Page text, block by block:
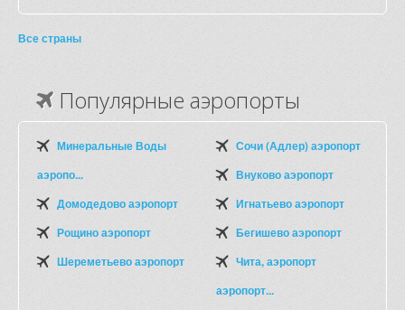
Все страны
Популярные аэропорты
Минеральные Воды
аэропо...
Сочи (Адлер) аэропорт
Внуково аэропорт
Домодедово аэропорт
Игнатьево аэропорт
Рощино аэропорт
Бегишево аэропорт
Шереметьево аэропорт
Чита, аэропорт
аэропорт...